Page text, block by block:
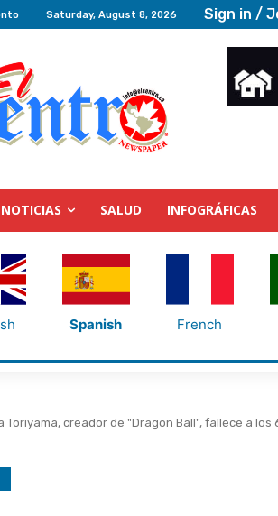
Saturday, August 8, 2026 Sign in /
NOTICIAS SALUD INFOGRÁFICAS
Spanish French
Toriyama, creador de "Dragon Ball", fallece a los